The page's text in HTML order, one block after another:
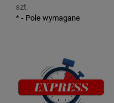
szt.
* - Pole wymagane